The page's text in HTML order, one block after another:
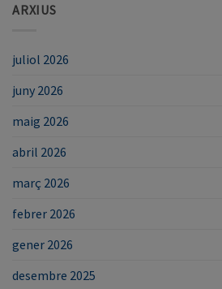
ARXIUS
juliol 2026
juny 2026
maig 2026
abril 2026
març 2026
febrer 2026
gener 2026
desembre 2025